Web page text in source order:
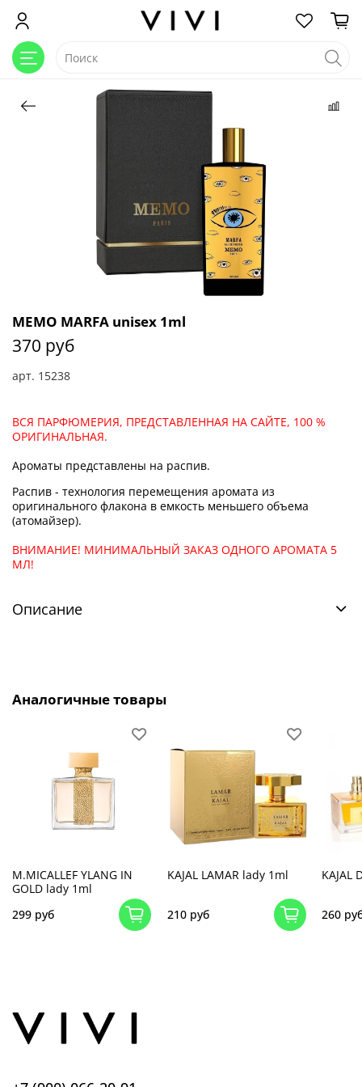
арт. 15238
MEMO MARFA unisex 1ml
370 руб
ВСЯ ПАРФЮМЕРИЯ, ПРЕДСТАВЛЕННАЯ НА САЙТЕ, 100 %
ОРИГИНАЛЬНАЯ.
Ароматы представлены на распив.
Распив - технология перемещения аромата из
оригинального флакона в емкость меньшего объема
(атомайзер).
ВНИМАНИЕ! МИНИМАЛЬНЫЙ ЗАКАЗ ОДНОГО АРОМАТА 5
МЛ!
Описание
Аналогичные товары
M.MICALLEF YLANG IN
GOLD lady 1ml
299 руб
KAJAL LAMAR lady 1ml
210 руб
KAJAL
260